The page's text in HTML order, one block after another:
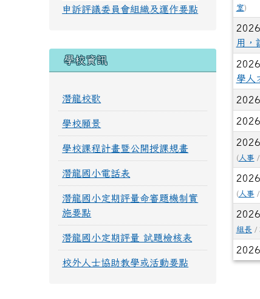
室)
用，
學人
(人事
(人事
組長 /
申訴評議委員會組織及運作要點
學校資訊
潛龍校歌
學校願景
學校課程計畫暨公開授課規畫
潛龍國小電話表
潛龍國小定期評量命審題機制實
施要點
潛龍國小定期評量 試題檢核表
校外人士協助教學或活動要點